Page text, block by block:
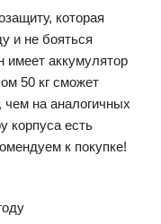
которая
и не бояться
имеет аккумулятор
50 кг сможет
на аналогичных
корпуса есть
к покупке!